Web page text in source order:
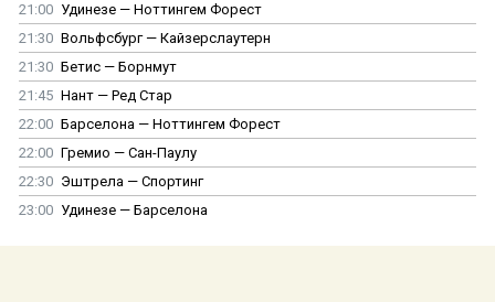
21:00 Удинезе — Ноттингем Форест
21:30 Вольфсбург — Кайзерслаутерн
21:30 Бетис — Борнмут
21:45 Нант — Ред Стар
22:00 Барселона — Ноттингем Форест
22:00 Гремио — Сан-Паулу
22:30 Эштрела — Спортинг
23:00 Удинезе — Барселона